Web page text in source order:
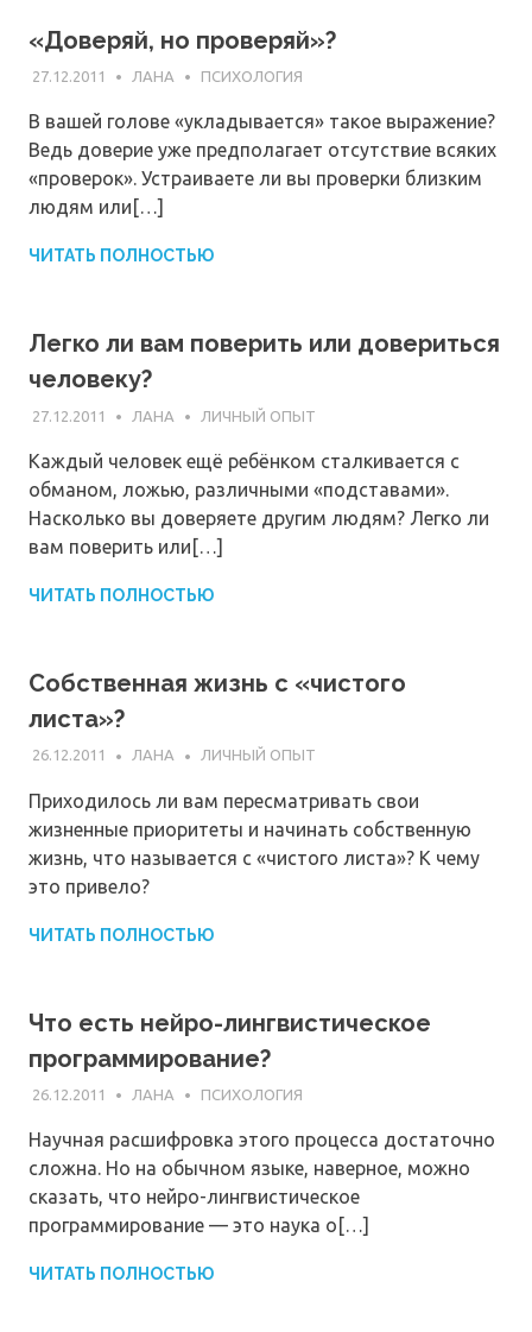
«Доверяй, но проверяй»?
27.12.2011 ЛАНА ПСИХОЛОГИЯ
В вашей голове «укладывается» такое выражение?
Ведь доверие уже предполагает отсутствие всяких
«проверок». Устраиваете ли вы проверки близким
людям или[…]
ЧИТАТЬ ПОЛНОСТЬЮ
Легко ли вам поверить или довериться
человеку?
27.12.2011 ЛАНА ЛИЧНЫЙ ОПЫТ
Каждый человек ещё ребёнком сталкивается с
обманом, ложью, различными «подставами».
Насколько вы доверяете другим людям? Легко ли
вам поверить или[…]
ЧИТАТЬ ПОЛНОСТЬЮ
Собственная жизнь с «чистого
листа»?
26.12.2011 ЛАНА ЛИЧНЫЙ ОПЫТ
Приходилось ли вам пересматривать свои
жизненные приоритеты и начинать собственную
жизнь, что называется с «чистого листа»? К чему
это привело?
ЧИТАТЬ ПОЛНОСТЬЮ
Что есть нейро-лингвистическое
программирование?
26.12.2011 ЛАНА ПСИХОЛОГИЯ
Научная расшифровка этого процесса достаточно
сложна. Но на обычном языке, наверное, можно
сказать, что нейро-лингвистическое
программирование — это наука о[…]
ЧИТАТЬ ПОЛНОСТЬЮ